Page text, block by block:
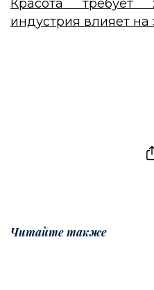
Красота
индустрия влияет на
Читайте также